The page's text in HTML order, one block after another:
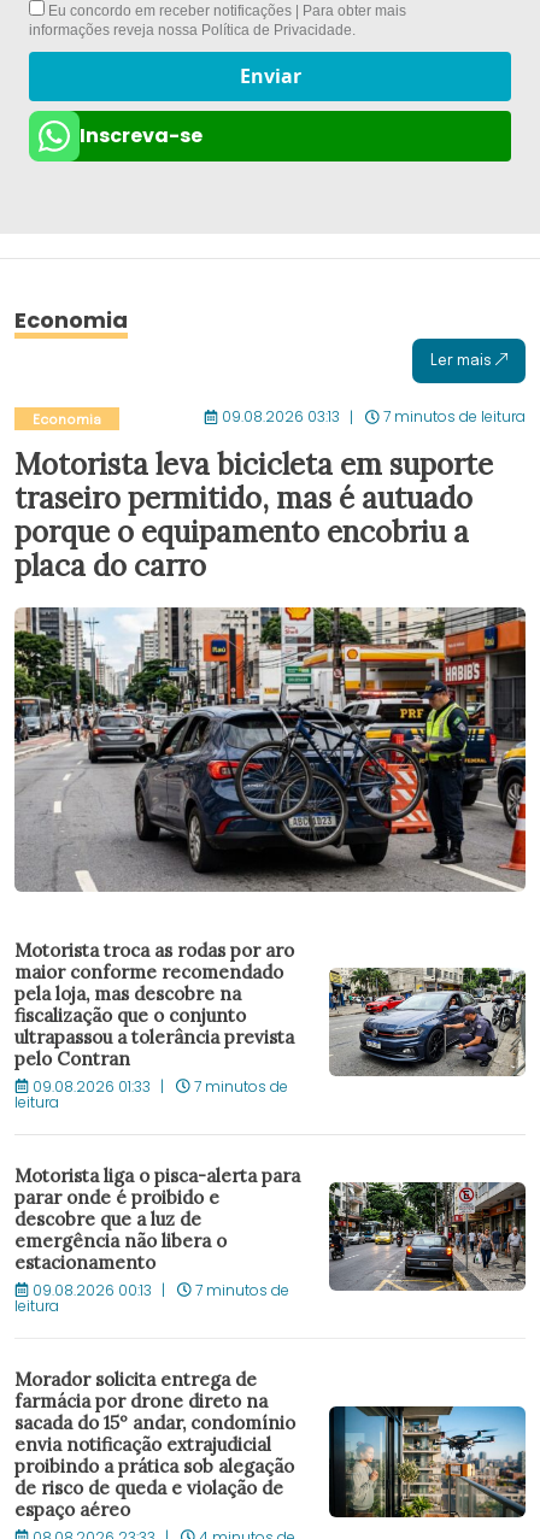
Eu concordo em receber notificações | Para obter mais
informações reveja nossa Política de Privacidade
Enviar
Inscreva-se
Economia
Ler mais
Economia 09.08.2026 03:13 7 minutos de leitura
Motorista leva bicicleta em suporte
traseiro permitido, mas é autuado
porque o equipamento encobriu a
placa do carro
Motorista troca as rodas por aro
maior conforme recomendado
pela loja, mas descobre na
fiscalização que o conjunto
ultrapassou a tolerância prevista
pelo Contran
09.08.2026 01:33 7 minutos de
leitura
Motorista liga o pisca-alerta para
parar onde é proibido e
descobre que a luz de
emergência não libera o
estacionamento
09.08.2026 00:13 7 minutos de
leitura
Morador solicita entrega de
farmácia por drone direto na
sacada do 15º andar, condomínio
envia notificação extrajudicial
proibindo a prática sob alegação
de risco de queda e violação de
espaço aéreo